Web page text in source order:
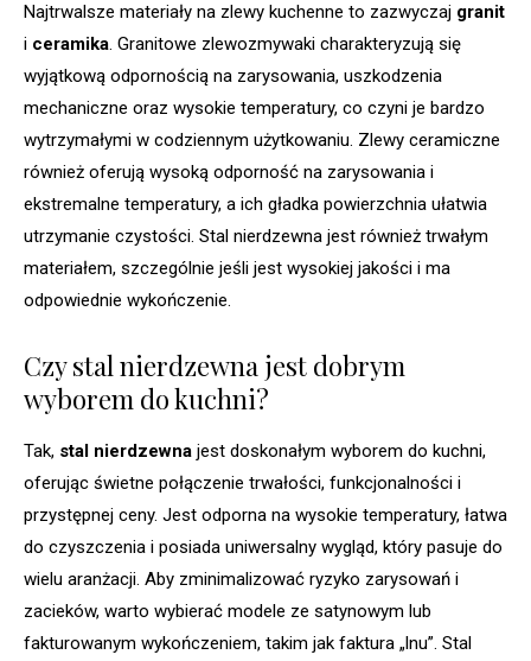
Najtrwalsze materiały na zlewy kuchenne to zazwyczaj granit
i ceramika. Granitowe zlewozmywaki charakteryzują się
wyjątkową odpornością na zarysowania, uszkodzenia
mechaniczne oraz wysokie temperatury, co czyni je bardzo
wytrzymałymi w codziennym użytkowaniu. Zlewy ceramiczne
również oferują wysoką odporność na zarysowania i
ekstremalne temperatury, a ich gładka powierzchnia ułatwia
utrzymanie czystości. Stal nierdzewna jest również trwałym
materiałem, szczególnie jeśli jest wysokiej jakości i ma
odpowiednie wykończenie.
Czy stal nierdzewna jest dobrym
wyborem do kuchni?
Tak, stal nierdzewna jest doskonałym wyborem do kuchni,
oferując świetne połączenie trwałości, funkcjonalności i
przystępnej ceny. Jest odporna na wysokie temperatury, łatwa
do czyszczenia i posiada uniwersalny wygląd, który pasuje do
wielu aranżacji. Aby zminimalizować ryzyko zarysowań i
zacieków, warto wybierać modele ze satynowym lub
fakturowanym wykończeniem, takim jak faktura „lnu”. Stal